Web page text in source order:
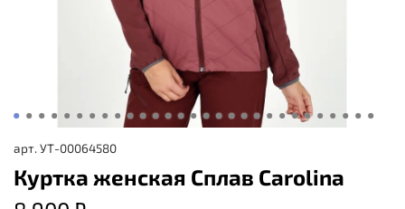
арт. УТ-00064580
Куртка женская Сплав Carolina